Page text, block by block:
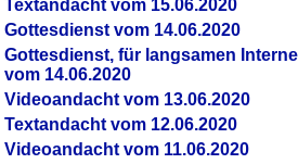
Textandacht vom 15.06.2020
Gottesdienst vom 14.06.2020
Gottesdienst, für langsamen
vom 14.06.2020
Videoandacht vom 13.06.2020
Textandacht vom 12.06.2020
Videoandacht vom 11.06.2020